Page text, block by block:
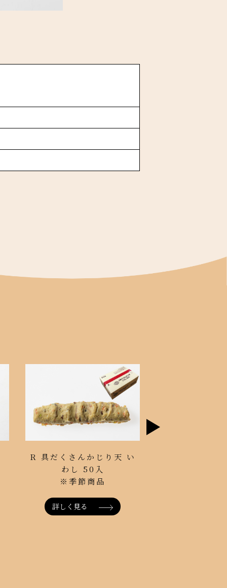
R 具だくさんかじり天 い
わし 50入
※季節商品
詳しく見る